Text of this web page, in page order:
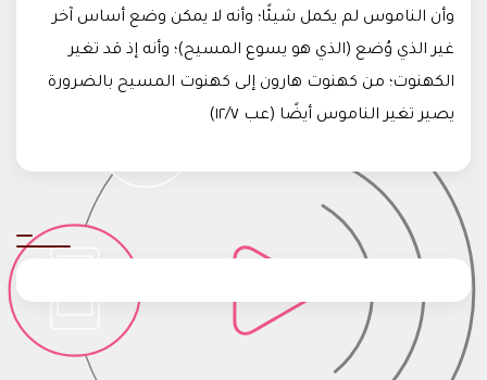
وأن الناموس لم يكمل شيئًا؛ وأنه لا يمكن وضع أساس آخر
غير الذي وُضع (الذي هو يسوع المسيح)؛ وأنه إذ قد تغير
الكهنوت؛ من كهنوت هارون إلى كهنوت المسيح بالضرورة
يصير تغير الناموس أيضًا (عب ١٢/٧)